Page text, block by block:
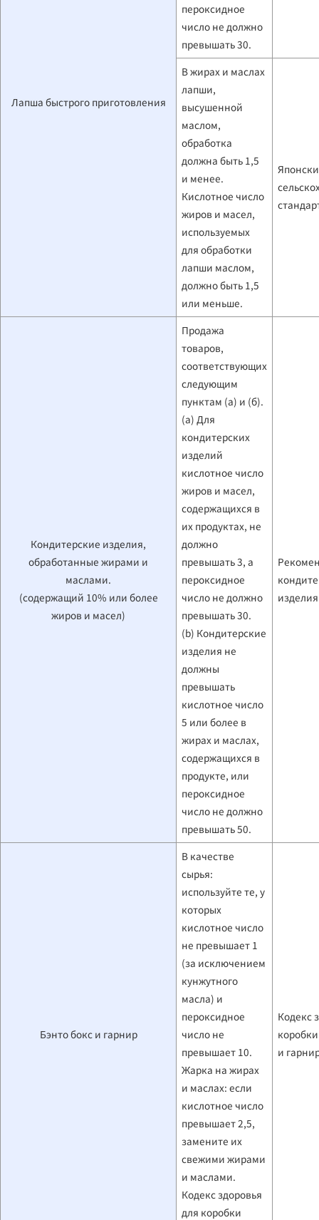
Лапша быстрого приготовления
пероксидное
число не должно
превышать 30.
В жирах и маслах
лапши,
высушенной
маслом,
обработка
должна быть 1,5
и менее.
Кислотное число
жиров и масел,
используемых
для обработки
лапши маслом,
должно быть 1,5
или меньше.
Кондитерские изделия,
обработанные жирами и
маслами.
(содержащий 10% или более
жиров и масел)
Продажа
товаров,
соответствующих
следующим
пунктам (а) и (б).
(а) Для
кондитерских
изделий
кислотное число
жиров и масел,
содержащихся в
их продуктах, не
должно
превышать 3, а
пероксидное
число не должно
превышать 30.
(b) Кондитерские
изделия не
должны
превышать
кислотное число
5 или более в
жирах и маслах,
содержащихся в
продукте, или
пероксидное
число не должно
превышать 50.
Бэнто бокс и гарнир
В качестве
сырья:
используйте те, у
которых
кислотное число
не превышает 1
(за исключением
кунжутного
масла) и
пероксидное
число не
превышает 10.
Жарка на жирах
и маслах: если
кислотное число
превышает 2,5,
замените их
свежими жирами
и маслами.
Кодекс здоровья
для коробки
Кодекс
и